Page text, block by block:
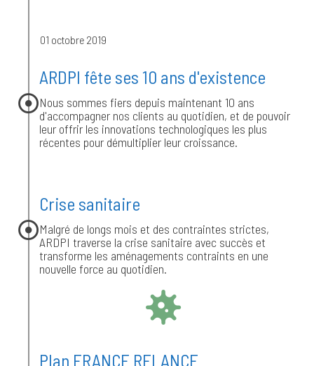
01 octobre 2019
ARDPI fête ses 10 ans d'existence
Nous sommes fiers depuis maintenant 10 ans
d'accompagner nos clients au quotidien, et de pouvoir
leur offrir les innovations technologiques les plus
récentes pour démultiplier leur croissance.
Crise sanitaire
Malgré de longs mois et des contraintes strictes,
ARDPI traverse la crise sanitaire avec succès et
transforme les aménagements contraints en une
nouvelle force au quotidien.
Plan FRANCE RELANCE